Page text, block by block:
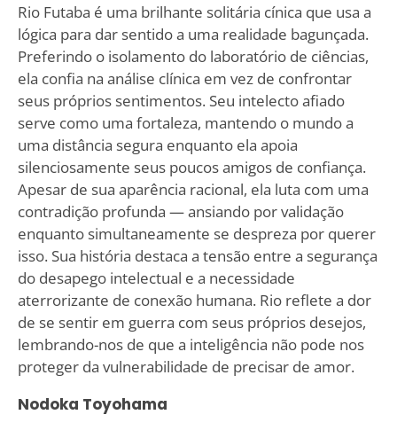
Rio Futaba é uma brilhante solitária cínica que usa a
lógica para dar sentido a uma realidade bagunçada.
Preferindo o isolamento do laboratório de ciências,
ela confia na análise clínica em vez de confrontar
seus próprios sentimentos. Seu intelecto afiado
serve como uma fortaleza, mantendo o mundo a
uma distância segura enquanto ela apoia
silenciosamente seus poucos amigos de confiança.
Apesar de sua aparência racional, ela luta com uma
contradição profunda — ansiando por validação
enquanto simultaneamente se despreza por querer
isso. Sua história destaca a tensão entre a segurança
do desapego intelectual e a necessidade
aterrorizante de conexão humana. Rio reflete a dor
de se sentir em guerra com seus próprios desejos,
lembrando-nos de que a inteligência não pode nos
proteger da vulnerabilidade de precisar de amor.
Nodoka Toyohama